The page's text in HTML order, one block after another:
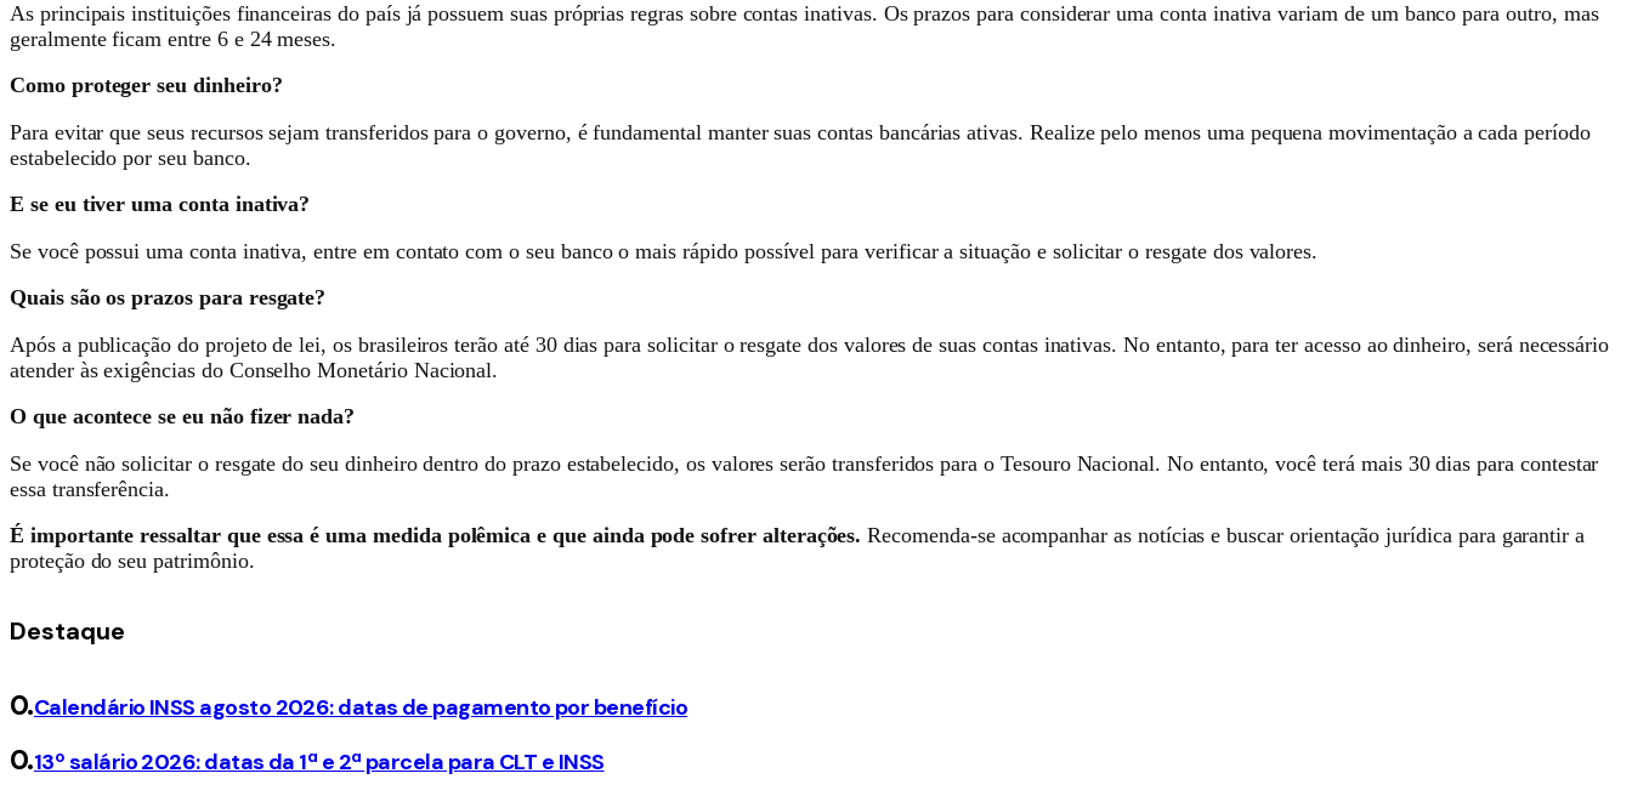
As principais instituições financeiras do país já possuem suas próprias regras sobre contas inativas. Os prazos para considerar uma conta inativa variam de um banco para outro, mas
geralmente ficam entre 6 e 24 meses.
Como proteger seu dinheiro?
Para evitar que seus recursos sejam transferidos para o governo, é fundamental manter suas contas bancárias ativas. Realize pelo menos uma pequena movimentação a cada período
estabelecido por seu banco.
E se eu tiver uma conta inativa?
Se você possui uma conta inativa, entre em contato com o seu banco o mais rápido possível para verificar a situação e solicitar o resgate dos valores.
Quais são os prazos para resgate?
Após a publicação do projeto de lei, os brasileiros terão até 30 dias para solicitar o resgate dos valores de suas contas inativas. No entanto, para ter acesso ao dinheiro, será necessário
atender às exigências do Conselho Monetário Nacional.
O que acontece se eu não fizer nada?
Se você não solicitar o resgate do seu dinheiro dentro do prazo estabelecido, os valores serão transferidos para o Tesouro Nacional. No entanto, você terá mais 30 dias para contestar
essa transferência.
É importante ressaltar que essa é uma medida polêmica e que ainda pode sofrer alterações. Recomenda-se acompanhar as notícias e buscar orientação jurídica para garantir a
proteção do seu patrimônio.
Destaque
Calendário INSS agosto 2026: datas de pagamento por benefício
13º salário 2026: datas da 1ª e 2ª parcela para CLT e INSS